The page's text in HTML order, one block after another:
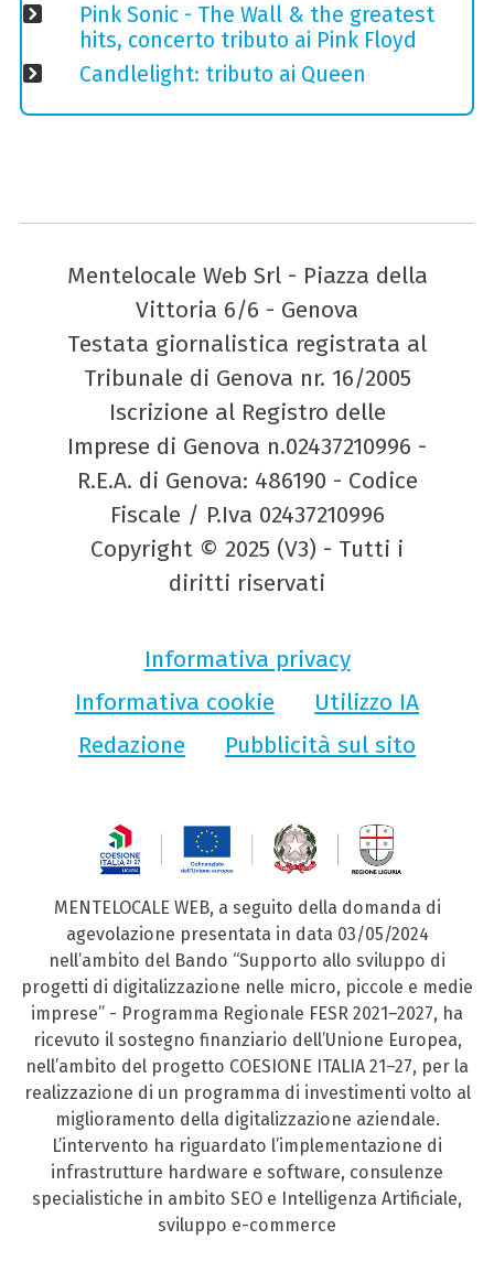
Pink Sonic - The Wall & the greatest
hits, concerto tributo ai Pink Floyd
Candlelight: tributo ai Queen
Mentelocale Web Srl - Piazza della
Vittoria 6/6 - Genova
Testata giornalistica registrata al
Tribunale di Genova nr. 16/2005
Iscrizione al Registro delle
Imprese di Genova n.02437210996 -
R.E.A. di Genova: 486190 - Codice
Fiscale / P.Iva 02437210996
Copyright © 2025 (V3) - Tutti i
diritti riservati
Informativa privacy
Informativa cookie
Utilizzo IA
Redazione
Pubblicità sul sito
MENTELOCALE WEB, a seguito della domanda di
agevolazione presentata in data 03/05/2024
nell’ambito del Bando “Supporto allo sviluppo di
progetti di digitalizzazione nelle micro, piccole e medie
imprese” - Programma Regionale FESR 2021–2027, ha
ricevuto il sostegno finanziario dell’Unione Europea,
nell’ambito del progetto COESIONE ITALIA 21–27, per la
realizzazione di un programma di investimenti volto al
miglioramento della digitalizzazione aziendale.
L’intervento ha riguardato l’implementazione di
infrastrutture hardware e software, consulenze
specialistiche in ambito SEO e Intelligenza Artificiale,
sviluppo e-commerce